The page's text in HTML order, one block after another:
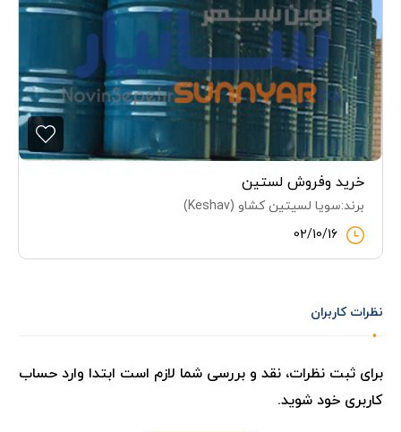
خرید وفروش لستین
برند:سویا لسیتین کشاو (Keshav)
02/10/16
نظرات کاربران
برای ثبت نظرات، نقد و بررسی شما لازم است ابتدا وارد حساب
کاربری خود شوید.